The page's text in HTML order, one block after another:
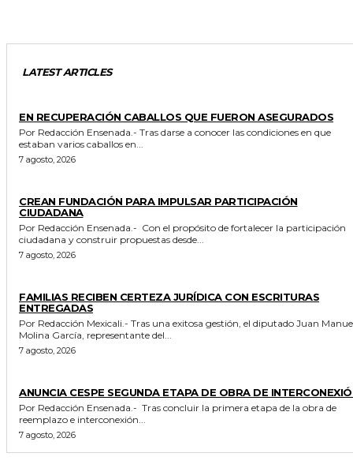
LATEST ARTICLES
EN RECUPERACIÓN CABALLOS QUE FUERON ASEGURADOS
Por Redacción Ensenada.- Tras darse a conocer las condiciones en que
estaban varios caballos en...
7 agosto, 2026
CREAN FUNDACIÓN PARA IMPULSAR PARTICIPACIÓN
CIUDADANA
Por Redacción Ensenada.- Con el propósito de fortalecer la participación
ciudadana y construir propuestas desde...
7 agosto, 2026
FAMILIAS RECIBEN CERTEZA JURÍDICA CON ESCRITURAS
ENTREGADAS
Por Redacción Mexicali.- Tras una exitosa gestión, el diputado Juan Manuel
Molina García, representante del...
7 agosto, 2026
ANUNCIA CESPE SEGUNDA ETAPA DE OBRA DE
Por Redacción Ensenada.- Tras concluir la primera etapa de la obra de
reemplazo e interconexión...
7 agosto, 2026